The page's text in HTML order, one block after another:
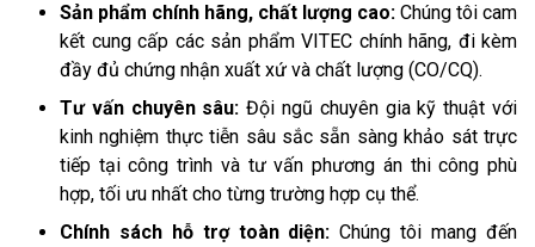
Sản phẩm chính hãng, chất lượng cao: Chúng tôi cam
kết cung cấp các sản phẩm VITEC chính hãng, đi kèm
đầy đủ chứng nhận xuất xứ và chất lượng (CO/CQ).
Tư vấn chuyên sâu: Đội ngũ chuyên gia kỹ thuật với
kinh nghiệm thực tiễn sâu sắc sẵn sàng khảo sát trực
tiếp tại công trình và tư vấn phương án thi công phù
hợp, tối ưu nhất cho từng trường hợp cụ thể.
Chính sách hỗ trợ toàn diện: Chúng tôi mang đến